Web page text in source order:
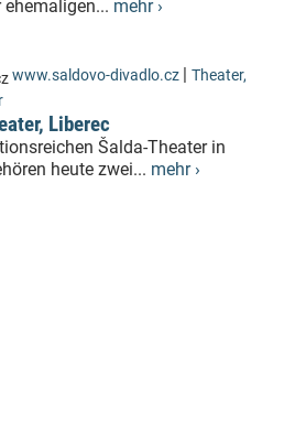
ehemaligen... mehr ›
www.saldovo-divadlo.cz | Theater,
Liberec
Šalda-Theater in
heute zwei... mehr ›